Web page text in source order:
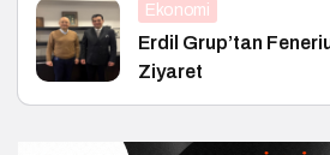
Ekonomi
Erdil Grup’tan
Ziyaret